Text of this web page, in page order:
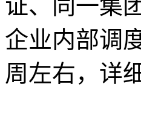
证、同一集
企业内部调
周左右，详